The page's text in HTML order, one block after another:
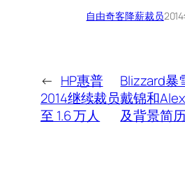
自由奇客降薪裁员
← HP惠普
2014继续裁员
至 1.6 万人
Blizzard暴
戴锦和
及背景简